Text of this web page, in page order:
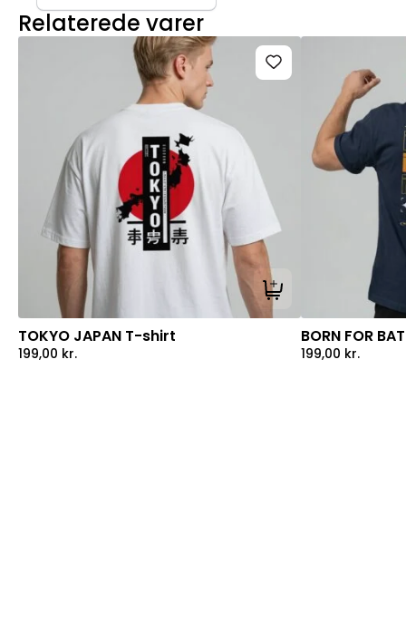
Relaterede varer
Tilføj til kurv
TOKYO JAPAN T-shirt
199,00 kr.
BORN FOR
199,00 kr.